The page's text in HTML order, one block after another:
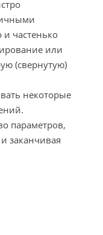
частенько
или
(свернутую)
некоторые
параметров,
заканчивая